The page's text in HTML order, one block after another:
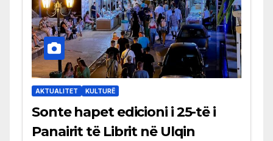
AKTUALITET KULTURË
Sonte hapet edicioni i 25-të i
Panairit të Librit në Ulqin